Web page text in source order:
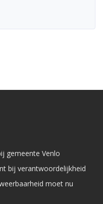
gemeente Venlo
bij verantwoordelijkheid
moet nu